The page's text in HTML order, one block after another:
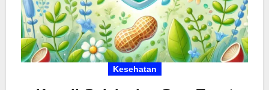
Kesehatan